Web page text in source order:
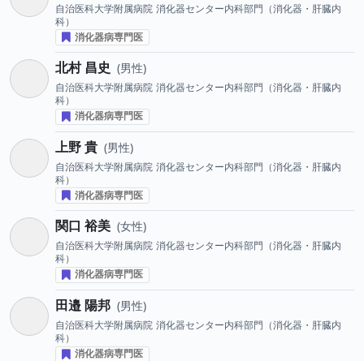
自治医科大学附属病院 消化器センター内科部門（消化器・肝臓内
科）
消化器病専門医
北村 昌史 男性
自治医科大学附属病院 消化器センター内科部門（消化器・肝臓内
科）
消化器病専門医
上野 貴 男性
自治医科大学附属病院 消化器センター内科部門（消化器・肝臓内
科）
消化器病専門医
関口 裕美 女性
自治医科大学附属病院 消化器センター内科部門（消化器・肝臓内
科）
消化器病専門医
田邉 陽邦 男性
自治医科大学附属病院 消化器センター内科部門（消化器・肝臓内
科）
消化器病専門医